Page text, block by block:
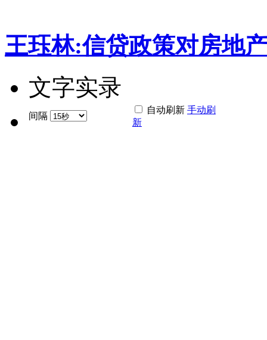
王珏林:信贷政策对房地
文字实录
间隔
自动刷新 手动刷
新